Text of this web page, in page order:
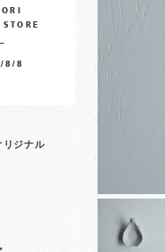
8/8
リジナル